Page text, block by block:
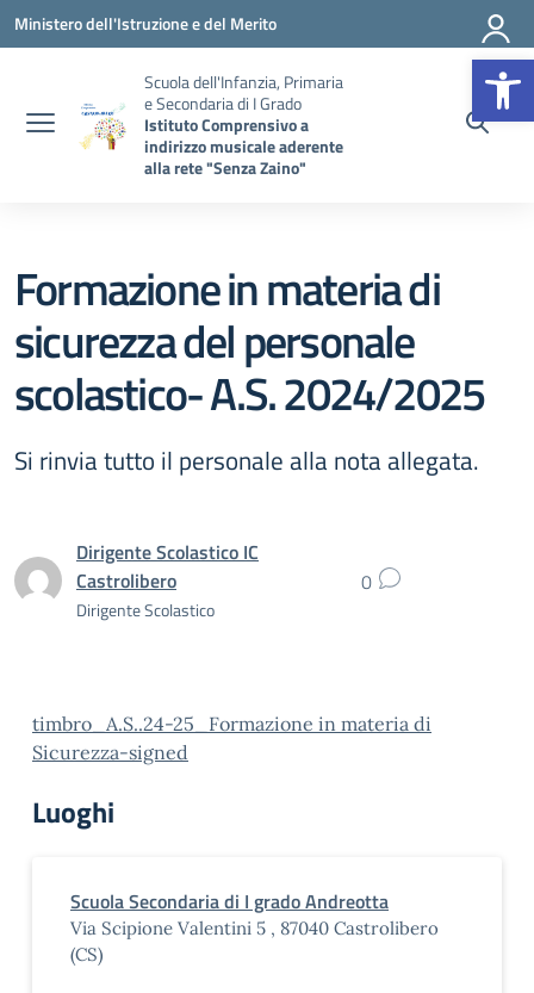
Vai ai contenuti
Vai al menu di navigazione
Vai al footer
Ministero dell'Istruzione e del Merito
Scuola dell'Infanzia, Primaria
e Secondaria di I Grado
Istituto Comprensivo a
indirizzo musicale aderente
alla rete "Senza Zaino"
Formazione in materia di
sicurezza del personale
scolastico- A.S. 2024/2025
Si rinvia tutto il personale alla nota allegata.
Dirigente Scolastico IC
Castrolibero
Dirigente Scolastico
0
timbro_A.S..24-25_Formazione in materia di
Sicurezza-signed
Luoghi
Scuola Secondaria di I grado Andreotta
Via Scipione Valentini 5 , 87040 Castrolibero
(CS)